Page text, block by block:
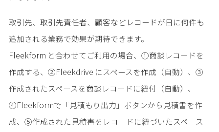
取引先、取引先責任者、顧客などレコードが日に何件も
追加される業務で効果が期待できます。
Fleekform と合わせてご利用の場合、①商談レコードを
作成する、②Fleekdrive にスペースを作成（自動）、③
作成されたスペースを商談レコードに紐付（自動）、
④Fleekformで「見積もり出力」ボタンから見積書を作
成、⑤作成された見積書をレコードに紐づいたスペース